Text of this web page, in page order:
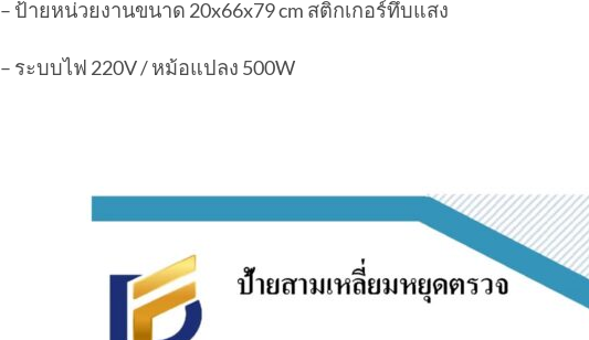
– ป้ายหน่วยงานขนาด 20x66x79 cm สติกเกอร์ทึบแสง
– ระบบไฟ 220V / หม้อแปลง 500W